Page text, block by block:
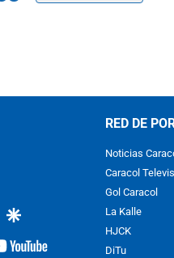
twittergoogle
youtube-
RED DE
Noticias
Caracol
Gol Caracol
La Kalle
HJCK
DiTu